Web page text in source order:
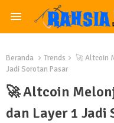
Beranda Trends
🚀 Altcoin
Jadi Sorotan Pasar
🚀 Altcoin
dan Layer 1 Jadi